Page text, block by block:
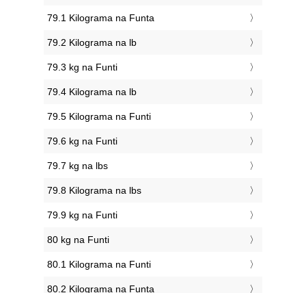
79.1 Kilograma na Funta
79.2 Kilograma na lb
79.3 kg na Funti
79.4 Kilograma na lb
79.5 Kilograma na Funti
79.6 kg na Funti
79.7 kg na lbs
79.8 Kilograma na lbs
79.9 kg na Funti
80 kg na Funti
80.1 Kilograma na Funti
80.2 Kilograma na Funta